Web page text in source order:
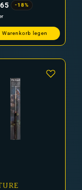
-18%
Warenkorb legen